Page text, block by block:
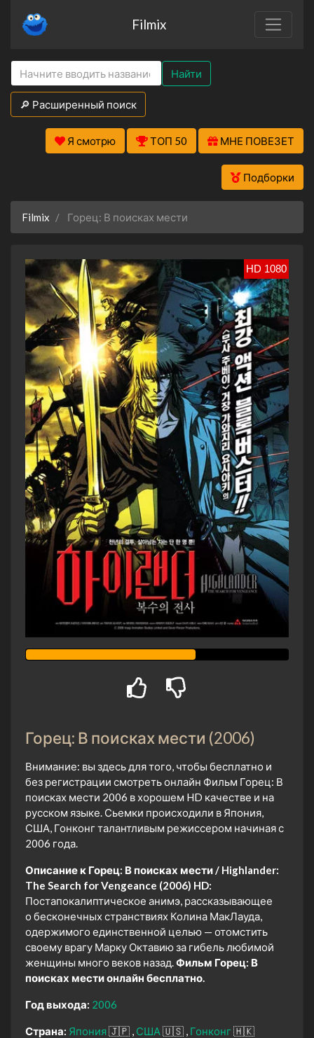
Filmix
Найти
🔎 Расширенный поиск
Я смотрю ТОП 50 МНЕ ПОВЕЗЕТ
Подборки
Filmix Горец: В поисках мести
HD 1080
Горец: В поисках мести (2006)
Внимание: вы здесь для того, чтобы бесплатно и
без регистрации смотреть онлайн Фильм Горец: В
поисках мести 2006 в хорошем HD качестве и на
русском языке. Сьемки происходили в Япония,
США, Гонконг талантливым режиссером начиная с
2006 года.
Описание к Горец: В поисках мести / Highlander:
The Search for Vengeance (2006) HD:
Постапокалиптическое анимэ, рассказывающее
о бесконечных странствиях Колина МакЛауда,
одержимого единственной целью — отомстить
своему врагу Марку Октавию за гибель любимой
женщины много веков назад.Фильм Горец: В
поисках мести онлайн бесплатно.
Год выхода: 2006
Страна: Япония🇯🇵 США🇺🇸 Гонконг🇭🇰